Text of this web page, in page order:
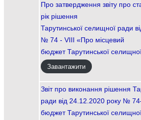
Про затвердження звіту про
рік рішення
Тарутинської селищної ради
№ 74 - VIII «Про місцевий
бюджет Тарутинської
Завантажити
Звіт про виконання рішення
ради від 24.12.2020 року №
бюджет Тарутинської